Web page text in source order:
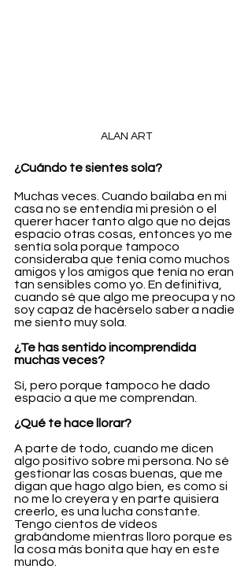
ALAN ART
¿Cuándo te sientes sola?
Muchas veces. Cuando bailaba en mi
casa no se entendía mi presión o el
querer hacer tanto algo que no dejas
espacio otras cosas, entonces yo me
sentía sola porque tampoco
consideraba que tenía como muchos
amigos y los amigos que tenía no eran
tan sensibles como yo. En definitiva,
cuando sé que algo me preocupa y no
soy capaz de hacérselo saber a nadie
me siento muy sola.
¿Te has sentido incomprendida
muchas veces?
Sí, pero porque tampoco he dado
espacio a que me comprendan.
¿Qué te hace llorar?
A parte de todo, cuando me dicen
algo positivo sobre mi persona. No sé
gestionar las cosas buenas, que me
digan que hago algo bien, es como si
no me lo creyera y en parte quisiera
creerlo, es una lucha constante.
Tengo cientos de vídeos
grabándome mientras lloro porque es
la cosa más bonita que hay en este
mundo.